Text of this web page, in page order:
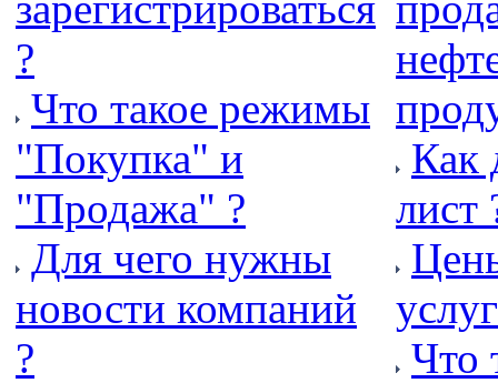
?
Что такое режимы
"Покупка" и
"Продажа" ?
Для чего нужны
новости компаний
?
Как
лист
Что